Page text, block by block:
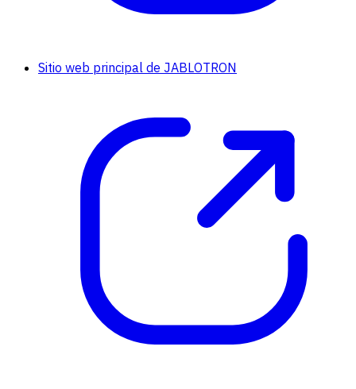
Sitio web principal de JABLOTRON